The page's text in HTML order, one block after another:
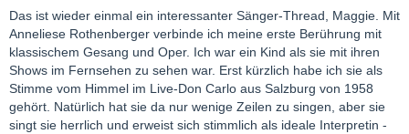
Das ist wieder einmal ein interessanter Sänger-Thread, Maggie. Mit
Anneliese Rothenberger verbinde ich meine erste Berührung mit
klassischem Gesang und Oper. Ich war ein Kind als sie mit ihren
Shows im Fernsehen zu sehen war. Erst kürzlich habe ich sie als
Stimme vom Himmel im Live-Don Carlo aus Salzburg von 1958
gehört. Natürlich hat sie da nur wenige Zeilen zu singen, aber sie
singt sie herrlich und erweist sich stimmlich als ideale Interpretin -